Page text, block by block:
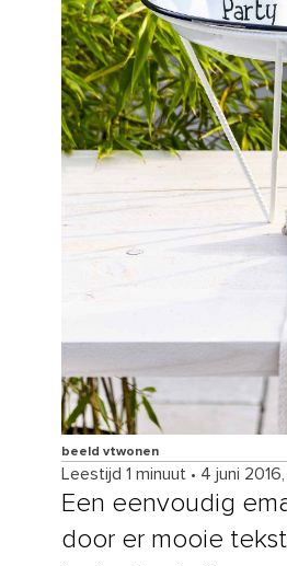
beeld vtwonen
Leestijd 1 minuut • 4 juni 2016,
Een eenvoudig
door er mooie